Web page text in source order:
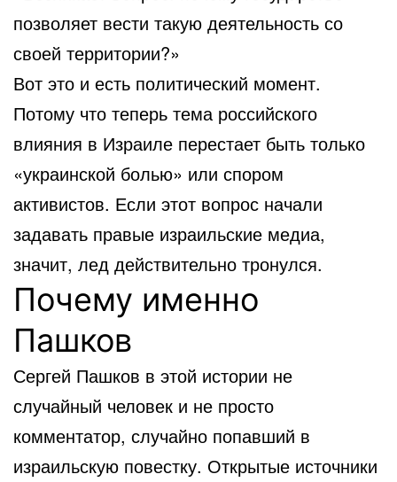
позволяет вести такую деятельность со
своей территории?»
Вот это и есть политический момент.
Потому что теперь тема российского
влияния в Израиле перестает быть только
«украинской болью» или спором
активистов. Если этот вопрос начали
задавать правые израильские медиа,
значит, лед действительно тронулся.
Почему именно
Пашков
Сергей Пашков в этой истории не
случайный человек и не просто
комментатор, случайно попавший в
израильскую повестку. Открытые источники